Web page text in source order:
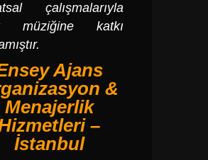
çalışmalarıyla
müziğine katkı
Ajans
&
Menajerlik
–
İstanbul